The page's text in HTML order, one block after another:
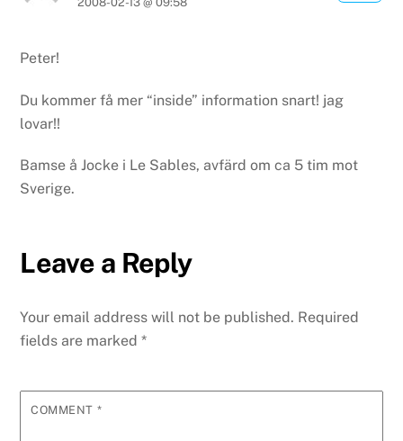
Peter!
Du kommer få mer “inside” information snart! jag
lovar!!
Bamse å Jocke i Le Sables, avfärd om ca 5 tim mot
Sverige.
Leave a Reply
Your email address will not be published. Required
fields are marked*
COMMENT *